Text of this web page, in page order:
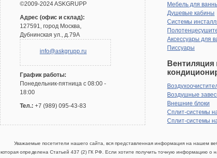
©2009-2024 ASKGRUPP
Адрес (офис и склад):
127591, город Москва,
Дубнинская ул., д.79А
info@askgrupp.ru
График работы:
Понедельник-пятница с 08:00 -
18:00
Тел.: +7 (989) 095-43-83
Мебель для
Душевые кабины
Системы
Аксессуары для
Писсуары
Вентиляция
Воздушные
Внешние блоки
Сплит-системы
Сплит-системы
Уважаемые посетители нашего сайта, вся представленная информация на нашем
которая определена Статьей 437 (2) ГК РФ. Если хотите получить точную информацию о